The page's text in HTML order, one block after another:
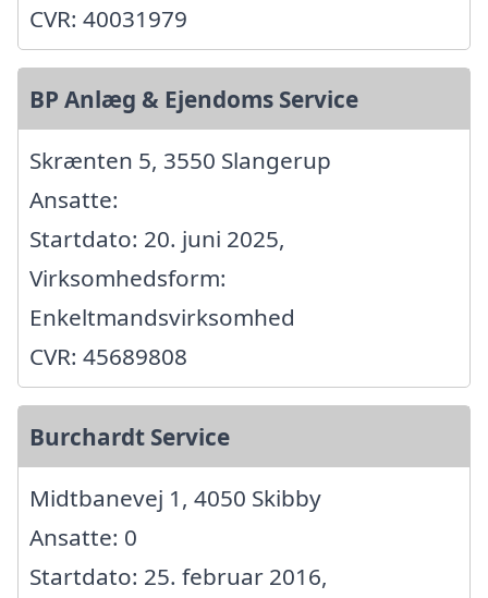
CVR: 40031979
BP Anlæg & Ejendoms Service
Skrænten 5, 3550 Slangerup
Ansatte:
Startdato: 20. juni 2025,
Virksomhedsform:
Enkeltmandsvirksomhed
CVR: 45689808
Burchardt Service
Midtbanevej 1, 4050 Skibby
Ansatte: 0
Startdato: 25. februar 2016,